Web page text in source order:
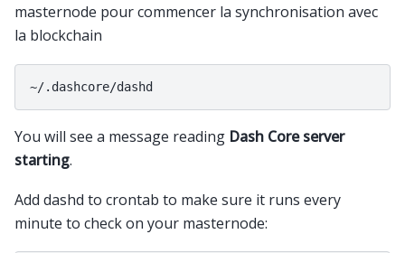
masternode pour commencer la synchronisation avec
la blockchain
You will see a message reading Dash Core server
starting.
Add dashd to crontab to make sure it runs every
minute to check on your masternode: